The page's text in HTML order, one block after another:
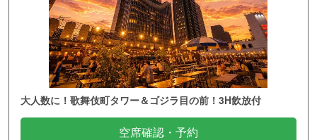
大人数に！歌舞伎町タワー＆ゴジラ目の前！3H飲放付
空席確認・予約